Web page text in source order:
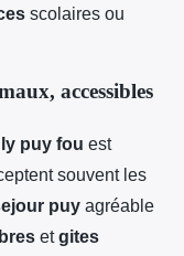
scolaires ou
accessibles
puy fou est
souvent les
puy agréable
etgites